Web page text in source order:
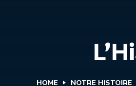
HOME NOTRE HISTOIRE